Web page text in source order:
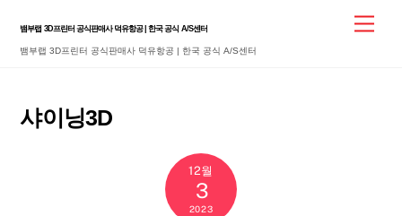
content
뱀부랩 3D프린터 공식판매사 덕유항공 | 한국 공식 A/S센터
뱀부랩 3D프린터 공식판매사 덕유항공 | 한국 공식 A/S센터
샤이닝3D
12월
3
2023